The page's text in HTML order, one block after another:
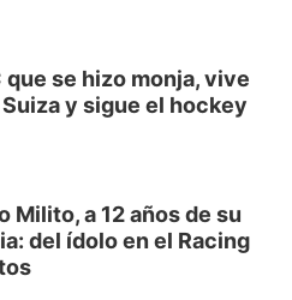
que se hizo monja, vive
y sigue el hockey
Milito, a 12 años de su
del ídolo en el Racing